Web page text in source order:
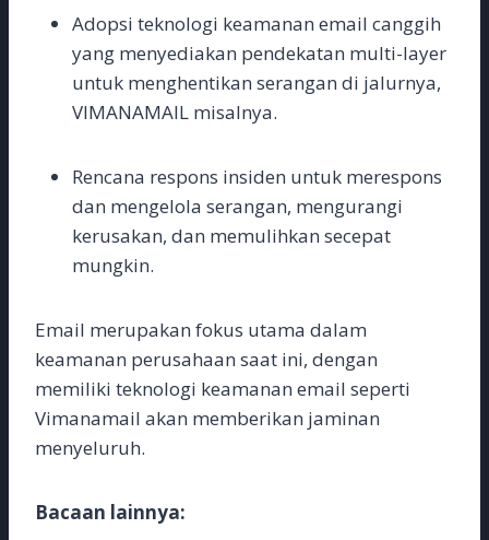
Adopsi teknologi keamanan email canggih
yang menyediakan pendekatan multi-layer
untuk menghentikan serangan di jalurnya,
VIMANAMAIL misalnya.
Rencana respons insiden untuk merespons
dan mengelola serangan, mengurangi
kerusakan, dan memulihkan secepat
mungkin.
Email merupakan fokus utama dalam
keamanan perusahaan saat ini, dengan
memiliki teknologi keamanan email seperti
Vimanamail akan memberikan jaminan
menyeluruh.
Bacaan lainnya: